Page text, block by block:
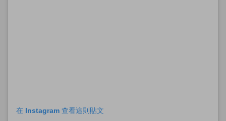
在 Instagram 查看這則貼文